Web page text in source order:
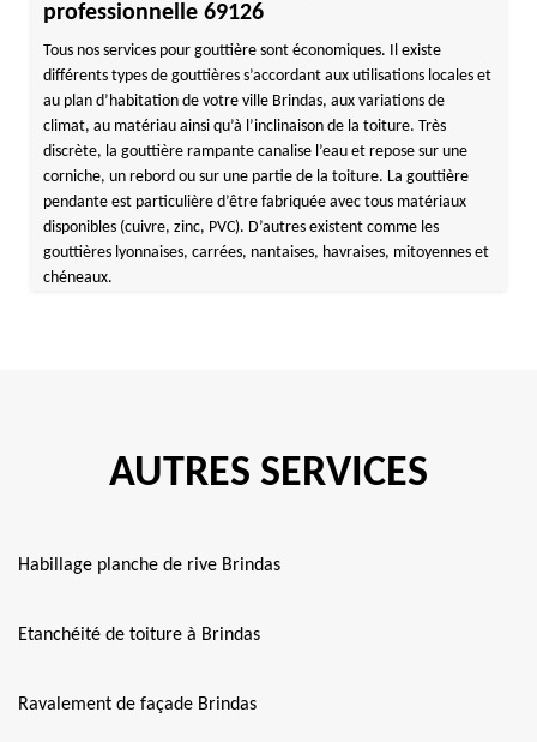
professionnelle 69126
Tous nos services pour gouttière sont économiques. Il existe
différents types de gouttières s’accordant aux utilisations locales et
au plan d’habitation de votre ville Brindas, aux variations de
climat, au matériau ainsi qu’à l’inclinaison de la toiture. Très
discrète, la gouttière rampante canalise l’eau et repose sur une
corniche, un rebord ou sur une partie de la toiture. La gouttière
pendante est particulière d’être fabriquée avec tous matériaux
disponibles (cuivre, zinc, PVC). D’autres existent comme les
gouttières lyonnaises, carrées, nantaises, havraises, mitoyennes et
chéneaux.
AUTRES SERVICES
Habillage planche de rive Brindas
Etanchéité de toiture à Brindas
Ravalement de façade Brindas